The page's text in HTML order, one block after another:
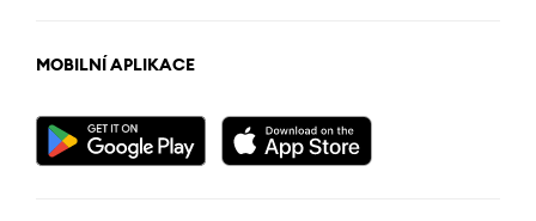
MOBILNÍ APLIKACE